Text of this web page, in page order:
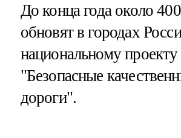
До конца года около
обновят в городах
национальному проекту
"Безопасные
дороги".